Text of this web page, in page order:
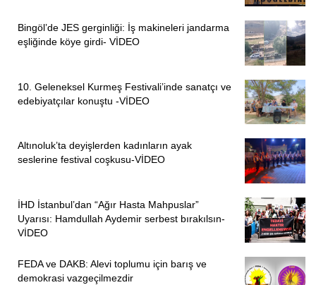
Bingöl’de JES gerginliği: İş makineleri jandarma
eşliğinde köye girdi- VİDEO
10. Geleneksel Kurmeş Festivali’inde sanatçı ve
edebiyatçılar konuştu -VİDEO
Altınoluk’ta deyişlerden kadınların ayak
seslerine festival coşkusu-VİDEO
İHD İstanbul’dan “Ağır Hasta Mahpuslar”
Uyarısı: Hamdullah Aydemir serbest bırakılsın-
VİDEO
FEDA ve DAKB: Alevi toplumu için barış ve
demokrasi vazgeçilmezdir